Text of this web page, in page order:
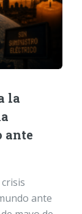
la
ante
ante